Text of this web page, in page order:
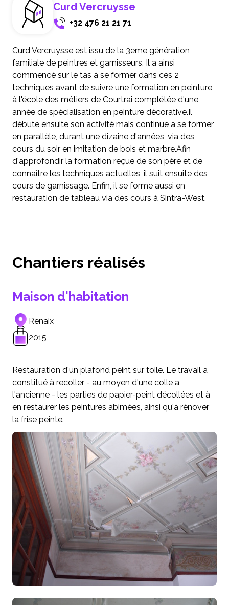
Curd Vercruysse
+32 476 21 21 71
Curd Vercruysse est issu de la 3eme génération
familiale de peintres et garnisseurs. Il a ainsi
commencé sur le tas à se former dans ces 2
techniques avant de suivre une formation en peinture
à l'école des métiers de Courtrai complétée d'une
année de spécialisation en peinture décorative.Il
débute ensuite son activité mais continue a se former
en parallèle, durant une dizaine d'années, via des
cours du soir en imitation de bois et marbre.Afin
d'approfondir la formation reçue de son père et de
connaître les techniques actuelles, il suit ensuite des
cours de garnissage. Enfin, il se forme aussi en
restauration de tableau via des cours à Sintra-West.
Chantiers réalisés
Maison d'habitation
Renaix
2015
Restauration d'un plafond peint sur toile. Le travail a
constitué à recoller - au moyen d'une colle a
l'ancienne - les parties de papier-peint décollées et à
en restaurer les peintures abimées, ainsi qu'à rénover
la frise peinte.